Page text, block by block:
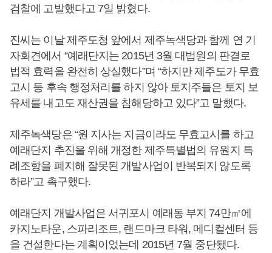
검찰에 고발했다고 7일 밝혔다.
진씨는 이날 제주도청 앞에서 제주녹색당과 함께 연 기
자회견에서 “예래단지는 2015년 3월 대법원의 판결로
법적 효력을 완전히 상실했다”며 “하지만 제주도가 무효
고시 등 후속 행정처리를 하지 않아 토지주들은 토지 보
유세를 내고도 재산권을 침해당하고 있다”고 말했다.
제주녹색당은 “원 지사는 지금이라도 무효고시를 하고
예래단지 추진을 위해 개정한 제주특별법의 유원지 특
례조항을 폐지해 잘못된 개발사업이 반복되지 않도록
하라”고 촉구했다.
예래단지 개발사업은 서귀포시 예래동 부지 74만㎡에
카지노타운, 스파리조트, 랜드마크 타워, 메디컬센터 등
을 건설한다는 계획이었는데 2015년 7월 중단됐다.